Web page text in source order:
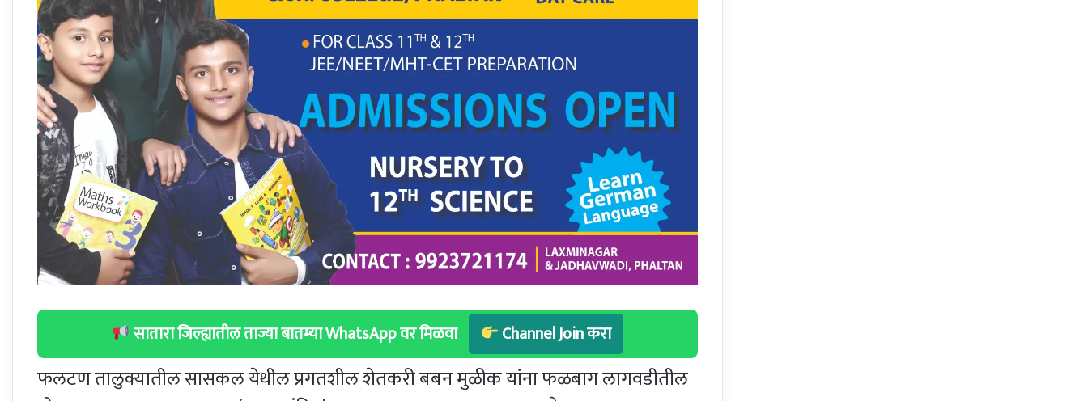
सातारा जिल्ह्यातील ताज्या बातम्या WhatsApp वर मिळवा Channel Join करा
फलटण तालुक्यातील सासकल येथील प्रगतशील शेतकरी बबन मुळीक यांना फळबाग लागवडीतील